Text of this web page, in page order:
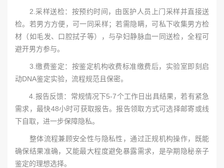
2.采样送检：按预约时间，由医护人员上门采样并直接送
检。若男方方便，可一同采样；若需隐瞒，可私下收集男方检
材（如毛发、口腔拭子等），与孕妇静脉血一同送检，全程可
避开男方参与。
3.缴费鉴定：按鉴定机构收费标准缴费后，实验室即刻启
动DNA鉴定实验，流程规范且保密。
4.报告反馈：常规情况下5-7个工作日出具结果，若有紧急
需求，最快48小时可获取报告。报告领取方式可选择邮寄或线
下自取，进一步保障隐私。
整体流程兼顾安全性与隐私性，通过正规机构操作，既能
确保结果准确，又能最大程度避免暴露需求，是孕期隐秘亲子
鉴定的理想选择。